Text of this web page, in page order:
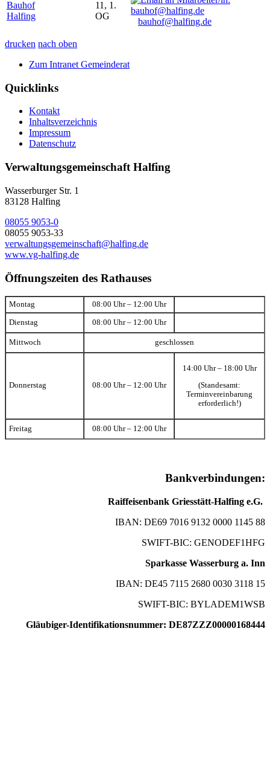
Bauhof
Halfing
11, 1.
OG
bauhof@halfing.de
drucken nach oben
Zum Intranet Gemeinderat
Quicklinks
Kontakt
Inhaltsverzeichnis
Impressum
Datenschutz
Verwaltungsgemeinschaft Halfing
Wasserburger Str. 1
83128 Halfing
08055 9053-0
08055 9053-33
verwaltungsgemeinschaft@halfing.de
www.vg-halfing.de
Öffnungszeiten des Rathauses
Montag 08:00 Uhr – 12:00 Uhr
Dienstag 08:00 Uhr – 12:00 Uhr
Mittwoch geschlossen
Donnerstag 08:00 Uhr – 12:00 Uhr
14:00 Uhr – 18:00 Uhr
(Standesamt:
Terminvereinbarung
erforderlich!)
Freitag 08:00 Uhr – 12:00 Uhr
Bankverbindungen:
Raiffeisenbank Griesstätt-Halfing e.G.
IBAN: DE69 7016 9132 0000 1145 88
SWIFT-BIC: GENODEF1HFG
Sparkasse Wasserburg a. Inn
IBAN: DE45 7115 2680 0030 3118 15
SWIFT-BIC: BYLADEM1WSB
Gläubiger-Identifikationsnummer: DE87ZZZ00000168444